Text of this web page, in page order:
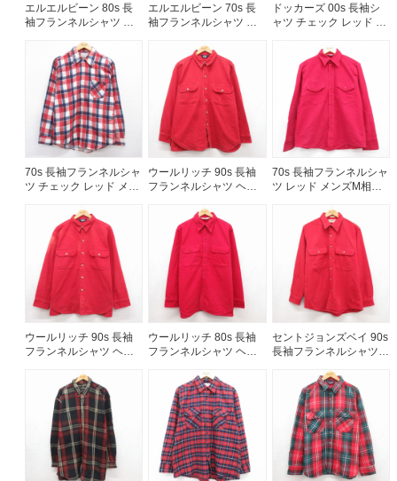
エルエルビーン 80s 長
袖フランネルシャツ ヘ
エルエルビーン 70s 長
袖フランネルシャツ ヘ
ドッカーズ 00s 長袖シ
ャツ チェック レッド メ
70s 長袖フランネルシャ
ツ チェック レッド メン
ウールリッチ 90s 長袖
フランネルシャツ ヘビ
70s 長袖フランネルシャ
ツ レッド メンズM相当 |
ウールリッチ 90s 長袖
フランネルシャツ ヘビ
ウールリッチ 80s 長袖
フランネルシャツ ヘビ
セントジョンズベイ 90s
長袖フランネルシャツ
メンズL相当 | 古着